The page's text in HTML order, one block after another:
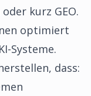
kurz GEO.
optimiert
Systeme.
dass: